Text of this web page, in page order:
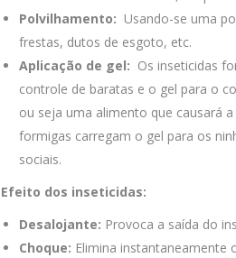
Polvilhamento: Usando-se uma
frestas, dutos de esgoto, etc.
Aplicação de gel: Os inseticidas
controle de baratas e o gel para o
ou seja uma alimento que causará
formigas carregam o gel para os
sociais.
Efeito dos inseticidas:
Desalojante: Provoca a saída do
Choque: Elimina instantaneamente